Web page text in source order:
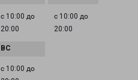
с 10:00 до
20:00
с 10:00 до
20:00
с 10:00 до